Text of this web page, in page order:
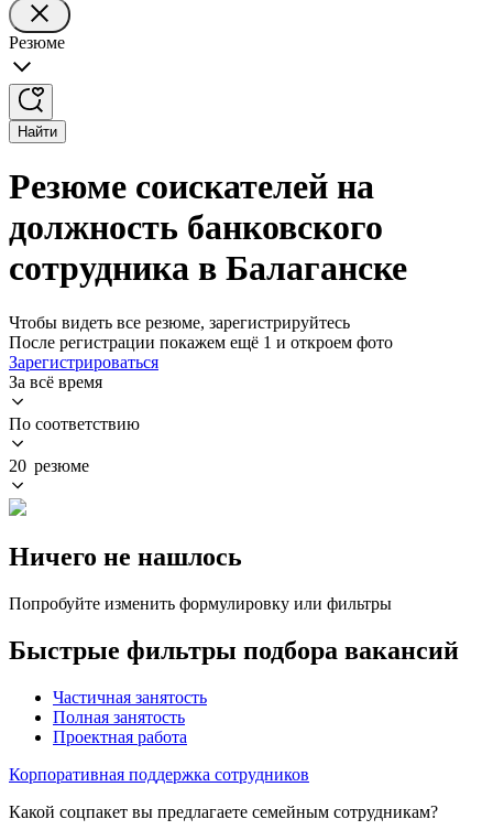
Резюме
Найти
Резюме соискателей на
должность банковского
сотрудника в Балаганске
Чтобы видеть все резюме, зарегистрируйтесь
После регистрации покажем ещё 1 и откроем фото
Зарегистрироваться
За всё время
По соответствию
20 резюме
Ничего не нашлось
Попробуйте изменить формулировку или фильтры
Быстрые фильтры подбора вакансий
Частичная занятость
Полная занятость
Проектная работа
Корпоративная поддержка сотрудников
Какой соцпакет вы предлагаете семейным сотрудникам?